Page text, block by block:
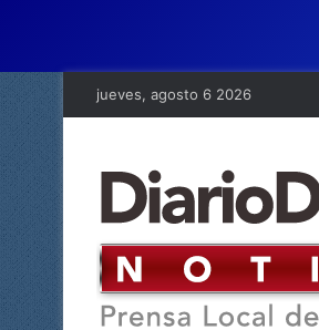
jueves, agosto 6 2026